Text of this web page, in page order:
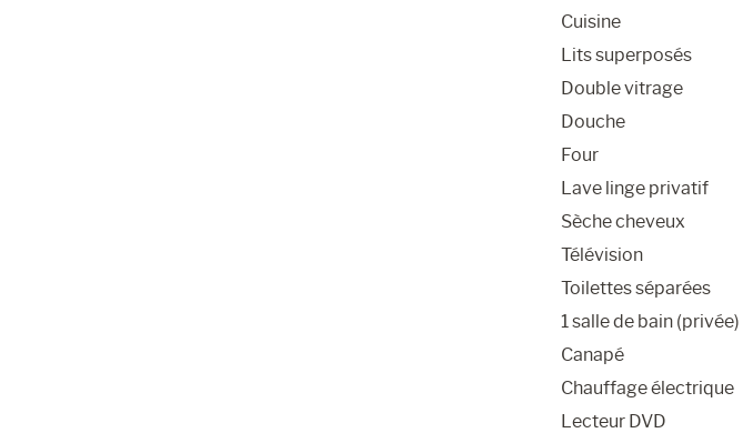
Cuisine
Lits superposés
Double vitrage
Douche
Four
Lave linge privatif
Sèche cheveux
Télévision
Toilettes séparées
1 salle de bain (privée)
Canapé
Chauffage électrique
Lecteur DVD